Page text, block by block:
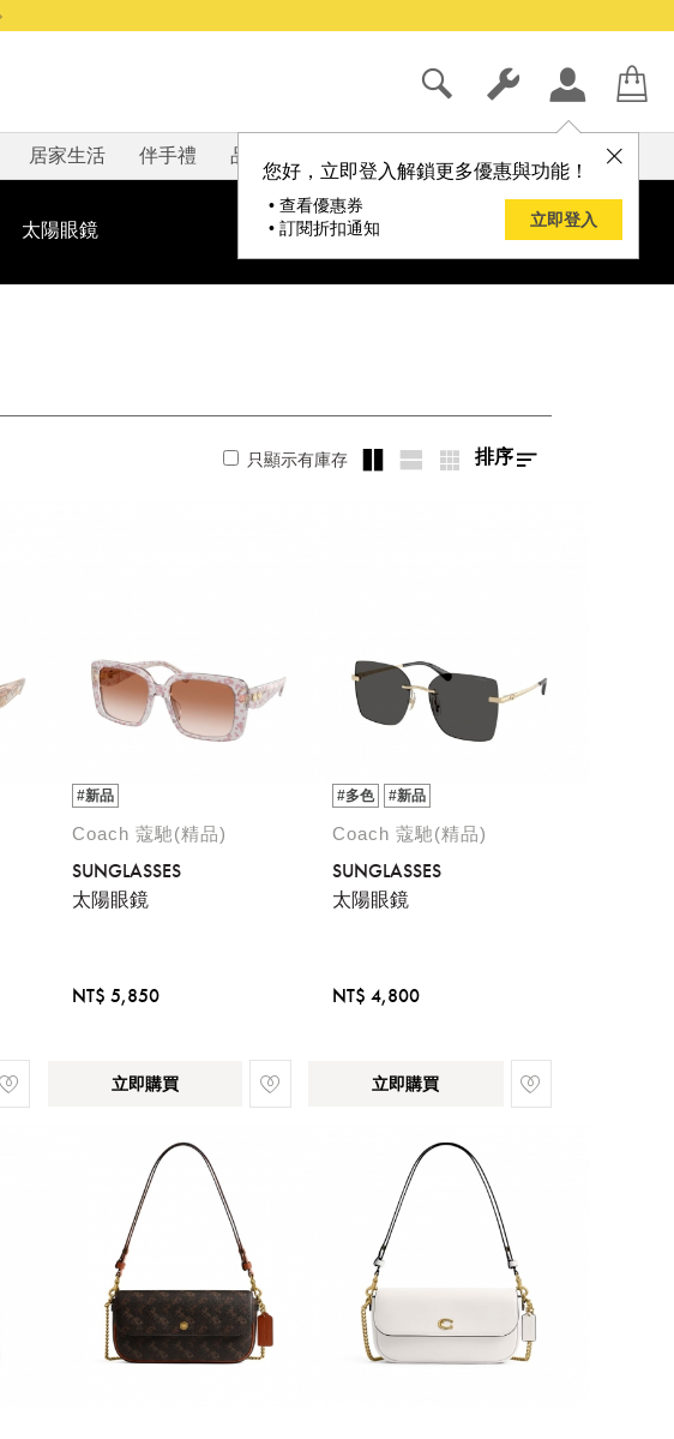
您好，立即登入解鎖更多優惠與功能！
• 查看優惠券
• 訂閱折扣通知
立即登入
居家生活 伴手禮 品牌
太陽眼鏡
只顯示有庫存 排序
#新品
Coach 蔻馳(精品)
SUNGLASSES
太陽眼鏡
NT$ 5,850
立即購買
#多色 #新品
Coach 蔻馳(精品)
SUNGLASSES
太陽眼鏡
NT$ 4,800
立即購買